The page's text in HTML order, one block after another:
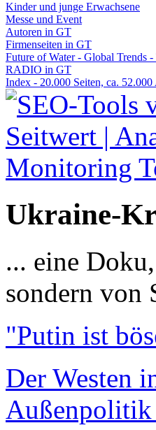
Kinder und junge Erwachsene
Messe und Event
Autoren in GT
Firmenseiten in GT
Future of Water - Global Trends
RADIO in GT
Index - 20.000 Seiten, ca.
Ukraine-
... eine
sondern von
"Putin ist
Der Westen